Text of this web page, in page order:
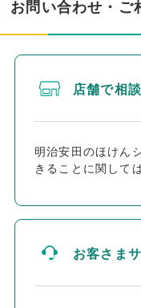
お問い合わせ・ご
店舗で相
明治安田のほけん
きることに関して
お客さま